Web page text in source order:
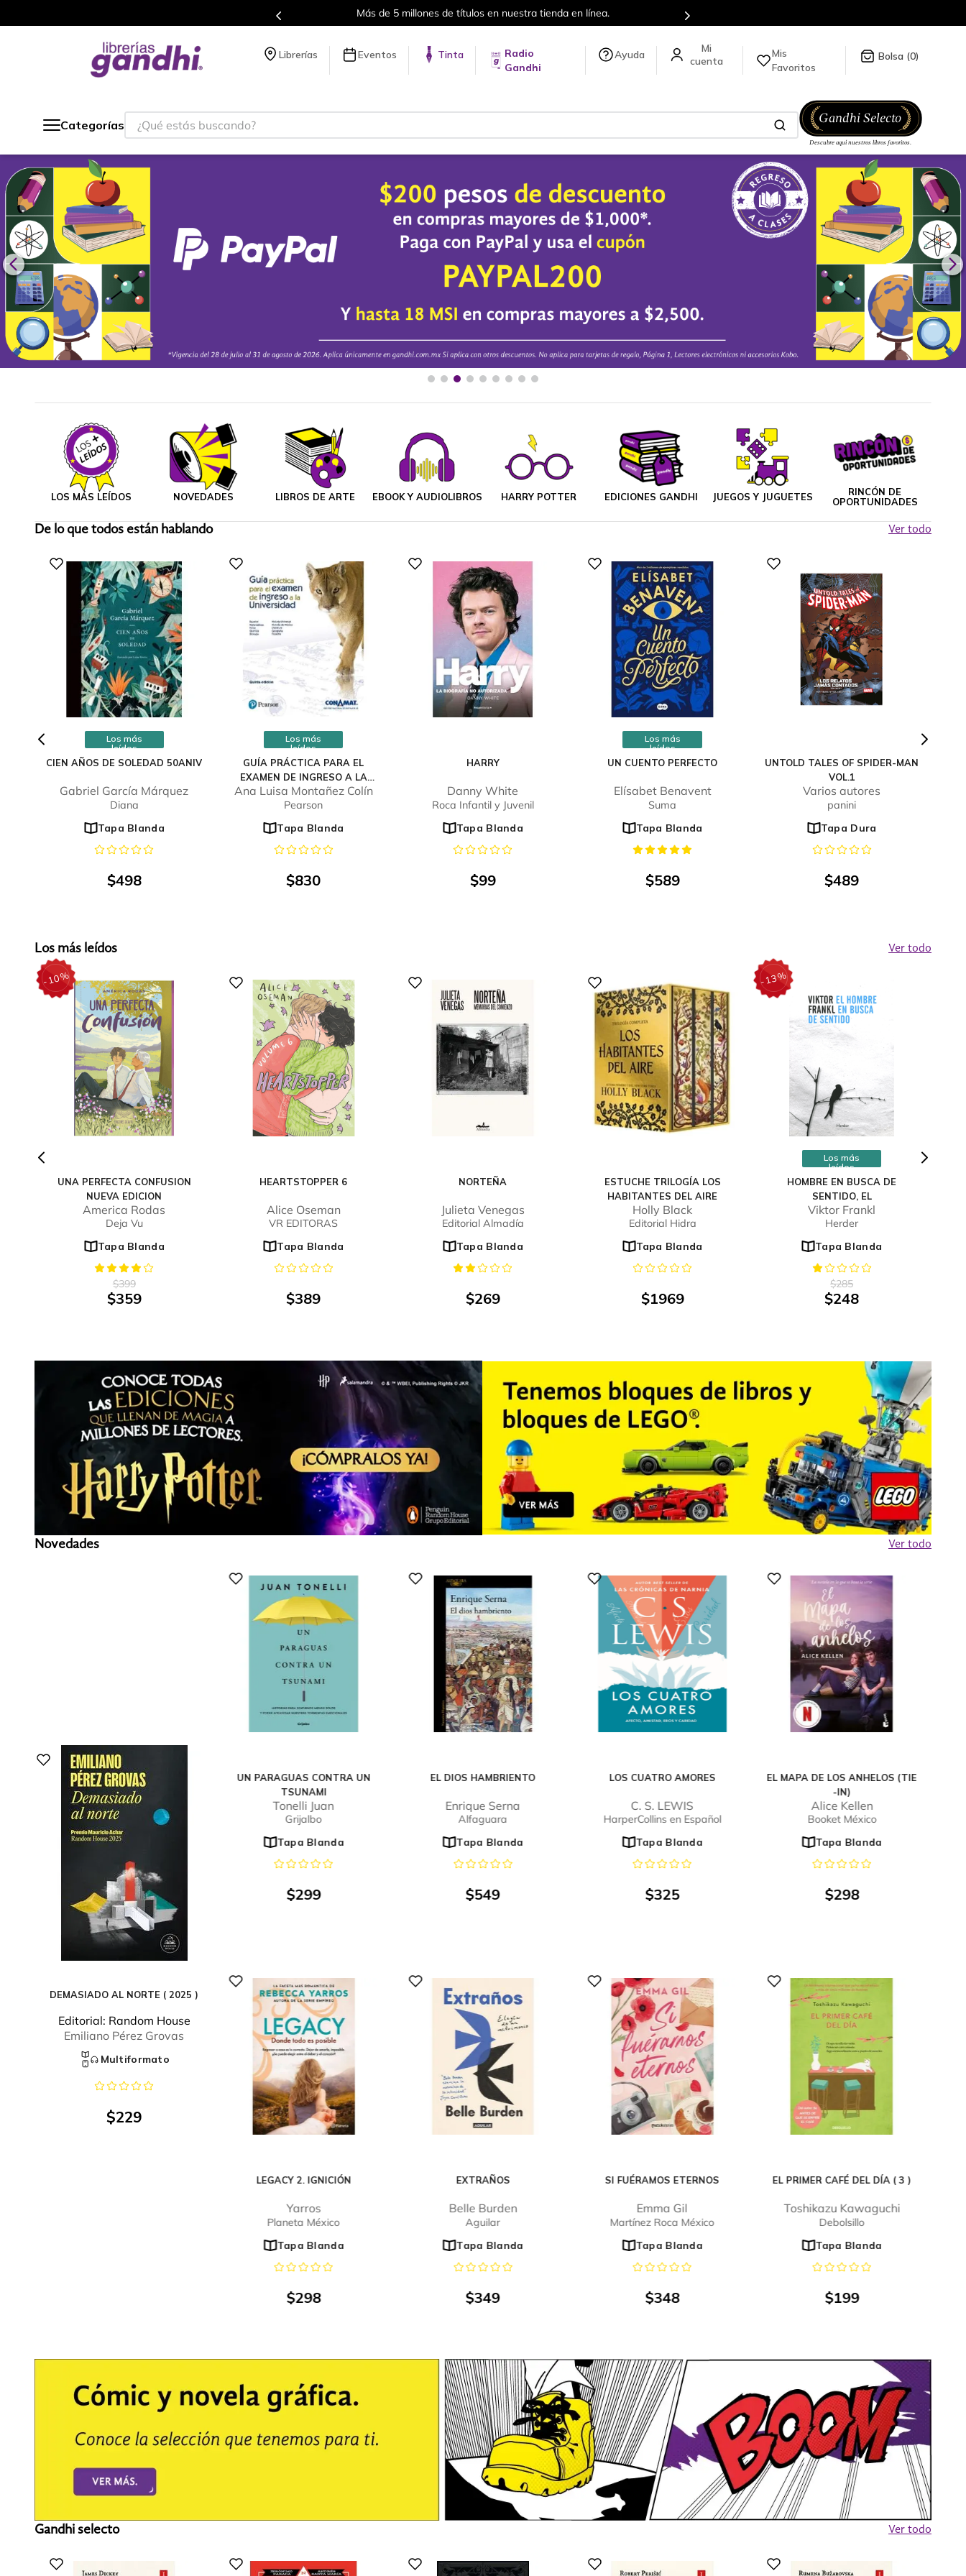
Envíos a todo el mundo, para más información da clickaquí
Librerías Eventos Tinta
Radio
Gandhi
Ayuda
Mis
Favoritos
0
Categorías
¿Qué estás buscando?
LOS MÁS LEÍDOS NOVEDADES LIBROS DE ARTE EBOOK Y AUDIOLIBROS HARRY POTTER EDICIONES GANDHI JUEGOS Y JUGUETES
RINCÓN DE
OPORTUNIDADES
De lo que todos están hablando Ver todo
Los más
leídos
CIEN AÑOS DE SOLEDAD 50ANIV
Gabriel García Márquez
Diana
Tapa Blanda
$498
Los más
leídos
GUÍA PRÁCTICA PARA EL
EXAMEN DE INGRESO A LA
UNIVERSIDAD
Ana Luisa Montañez Colín
Pearson
Tapa Blanda
$830
HARRY
Danny White
Roca Infantil y Juvenil
Tapa Blanda
$99
Los más
leídos
UN CUENTO PERFECTO
Elísabet Benavent
Suma
Tapa Blanda
$589
UNTOLD TALES OF SPIDER-MAN
VOL.1
Varios autores
panini
Tapa Dura
$489
Los más leídos Ver todo
UNA PERFECTA CONFUSION
NUEVA EDICION
America Rodas
Deja Vu
Tapa Blanda
-10%
$399
$359
HEARTSTOPPER 6
Alice Oseman
VR EDITORAS
Tapa Blanda
$389
NORTEÑA
Julieta Venegas
Editorial Almadía
Tapa Blanda
$269
ESTUCHE TRILOGÍA LOS
HABITANTES DEL AIRE
Holly Black
Editorial Hidra
Tapa Blanda
$1969
Los más
leídos
HOMBRE EN BUSCA DE
SENTIDO, EL
Viktor Frankl
Herder
Tapa Blanda
-13%
$285
$248
Novedades Ver todo
DEMASIADO AL NORTE ( 2025 )
Editorial: Random House
Emiliano Pérez Grovas
Multiformato
$229
UN PARAGUAS CONTRA UN
TSUNAMI
Tonelli Juan
Grijalbo
Tapa Blanda
$299
EL DIOS HAMBRIENTO
Enrique Serna
Alfaguara
Tapa Blanda
$549
LOS CUATRO AMORES
C. S. LEWIS
HarperCollins en Español
Tapa Blanda
$325
EL MAPA DE LOS ANHELOS (TIE
-IN)
Alice Kellen
Booket México
Tapa Blanda
$298
LEGACY 2. IGNICIÓN
Yarros
Planeta México
Tapa Blanda
$298
EXTRAÑOS
Belle Burden
Aguilar
Tapa Blanda
$349
SI FUÉRAMOS ETERNOS
Emma Gil
Martínez Roca México
Tapa Blanda
$348
EL PRIMER CAFÉ DEL DÍA ( 3 )
Toshikazu Kawaguchi
Debolsillo
Tapa Blanda
$199
Gandhi selecto Ver todo